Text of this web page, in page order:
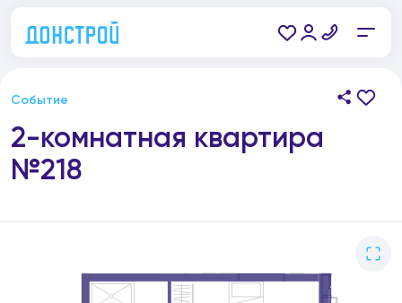
Событие
2-комнатная квартира
№218